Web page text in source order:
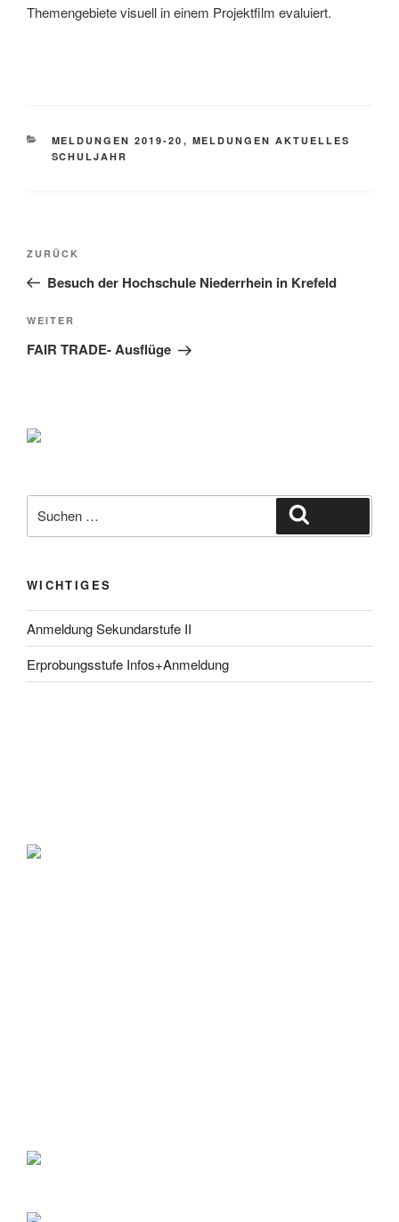
Themengebiete visuell in einem Projektfilm evaluiert.
KATEGORIEN
MELDUNGEN 2019-20 , MELDUNGEN AKTUELLES
SCHULJAHR
Beitragsnavigation
Vorheriger
Beitrag
ZURÜCK
Besuch der Hochschule Niederrhein in Krefeld
Nächster
Beitrag
WEITER
FAIR TRADE- Ausflüge
nach:
WICHTIGES
Anmeldung Sekundarstufe II
Erprobungsstufe Infos+Anmeldung